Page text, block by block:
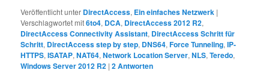
Veröffentlicht unter DirectAccess, Ein einfaches Netzwerk |
Verschlagwortet mit6to4, DCA, DirectAccess 2012 R2,
DirectAccess Connectivity Assistant, DirectAccess Schritt für
Schritt, DirectAccess step by step, DNS64,Force Tunneling,IP-
HTTPS,ISATAP,NAT64,Network Location Server,NLS,Teredo,
Windows Server 2012 R2 |2Antworten